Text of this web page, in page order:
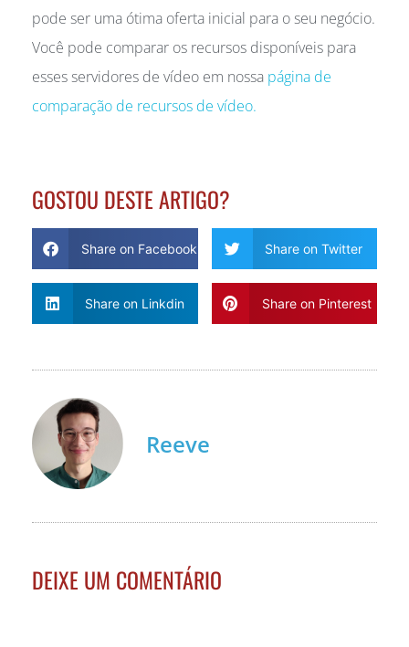
pode ser uma ótima oferta inicial para o seu negócio.
Você pode comparar os recursos disponíveis para
esses servidores de vídeo em nossa página de
comparação de recursos de vídeo.
GOSTOU DESTE ARTIGO?
Share on Facebook Share on Twitter
Share on Linkdin Share on Pinterest
Reeve
DEIXE UM COMENTÁRIO